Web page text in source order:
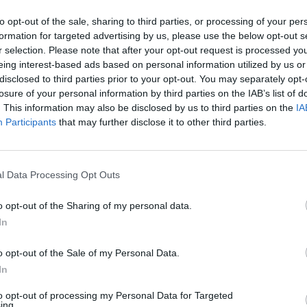
opt-out of the sale, sharing to third parties, or processing of your
for targeted advertising by us, please use the below opt-out
selection. Please note that after your opt-out request is processed
interest-based ads based on personal information utilized by us
to third parties prior to your opt-out. You may separately
of your personal information by third parties on the IAB’s list of
This information may also be disclosed by us to third parties on the
Participants that may further disclose it to other third parties.
Data Processing Opt Outs
opt-out of the Sharing of my personal data.
opt-out of the Sale of my Personal Data.
opt-out of processing my Personal Data for Targeted
1
Effectiviteit
GPA
Ik zal
losartan 100 mg 1x per dag beiden tegen
1